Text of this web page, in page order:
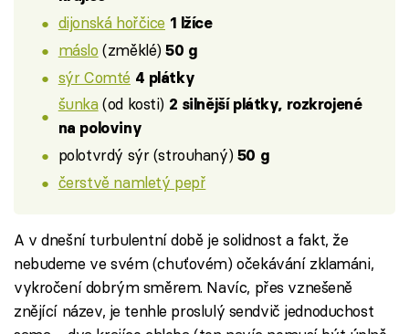
dijonská hořčice 1 lžíce
máslo (změklé)50 g
sýr Comté 4 plátky
šunka(od kosti) 2 silnější plátky, rozkrojené
na poloviny
polotvrdý sýr (strouhaný) 50 g
čerstvě namletý pepř
A v dnešní turbulentní době je solidnost a fakt, že
nebudeme ve svém (chuťovém) očekávání zklamáni,
vykročení dobrým směrem. Navíc, přes vznešeně
znějící název, je tenhle proslulý sendvič jednoduchost